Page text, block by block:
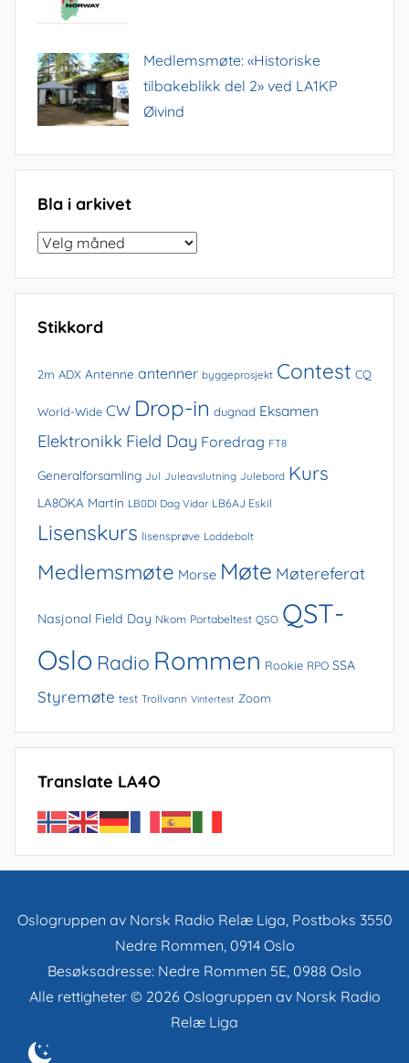
Medlemsmøte: «Historiske
tilbakeblikk del 2» ved LA1KP
Øivind
Bla i arkivet
Bla
arkivet
Stikkord
2m ADX Antenne antenner byggeprosjekt Contest CQ
World-Wide CW Drop-in dugnad Eksamen
Elektronikk Field Day Foredrag FT8
Generalforsamling Jul Juleavslutning Julebord Kurs
LA8OKA Martin LB0DI Dag Vidar LB6AJ Eskil
Lisenskurs lisensprøve Loddebolt
Medlemsmøte Morse Møte Møtereferat
Nasjonal Field Day Nkom Portabeltest QSO QST-
Oslo Radio Rommen Rookie RPO SSA
Styremøte test Trollvann Vintertest Zoom
Translate LA4O
Oslogruppen av Norsk Radio Relæ Liga, Postboks 3550
Nedre Rommen, 0914 Oslo
Besøksadresse: Nedre Rommen 5E, 0988 Oslo
Alle rettigheter © 2026 Oslogruppen av Norsk Radio
Relæ Liga